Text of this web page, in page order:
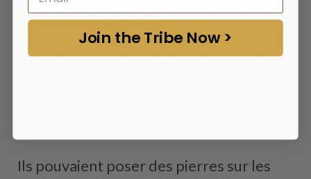
retrouver son chemin.
Ils pouvaient poser des pierres sur les
Join the Tribe Now >